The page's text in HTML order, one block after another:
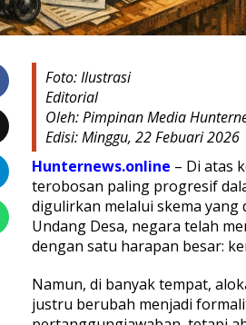
n
P
g
a
n
:
P
A
D
e
s
a
M
n
d
e
Foto: Ilustrasi
Editorial
Oleh: Pimpinan Media
Edisi: Minggu, 22 Febuari 2026
Hunternews.online – Di atas
terobosan paling progresif
digulirkan melalui skema
Undang Desa, negara telah
dengan satu harapan besar:
Namun, di banyak tempat,
justru berubah menjadi